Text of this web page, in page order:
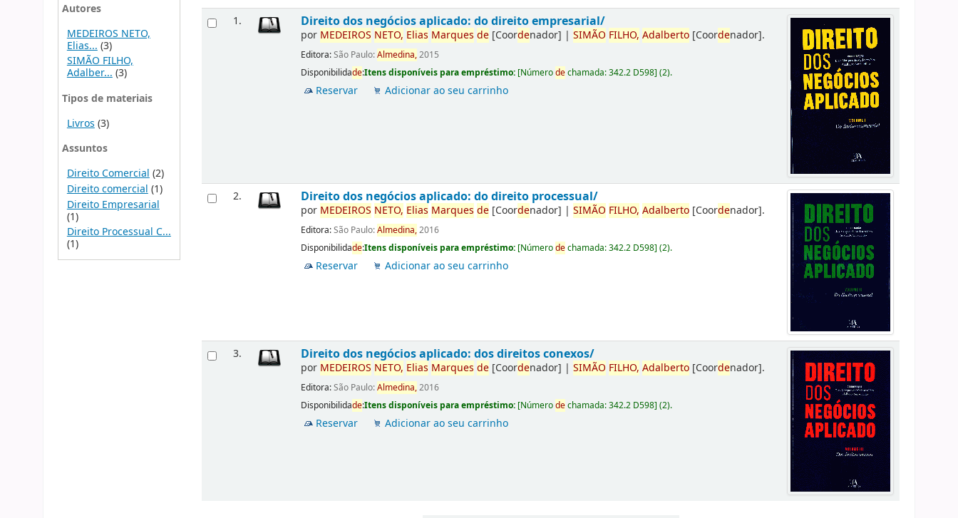
Autores
MEDEIROS NETO,
Elias... (3)
SIMÃO FILHO,
Adalber...(3)
Tipos de materiais
Livros (3)
Assuntos
Direito Comercial (2)
Direito comercial (1)
Direito Empresarial
(1)
Direito Processual C...
(1)
1. Direito dos negócios aplicado: do direito empresarial/
por MEDEIROS NETO, Elias Marques de [Coordenador] |SIMÃO FILHO, Adalberto [Coordenador].
Editora:São Paulo:Almedina,2015
Disponibilidade:Itens disponíveis para empréstimo: [Númerodechamada:342.2 D598](2).
Reservar Adicionar ao seu carrinho
2. Direito dos negócios aplicado: do direito processual/
por MEDEIROS NETO, Elias Marques de [Coordenador] |SIMÃO FILHO, Adalberto [Coordenador].
Editora:São Paulo:Almedina,2016
Disponibilidade:Itens disponíveis para empréstimo: [Númerodechamada:342.2 D598](2).
Reservar Adicionar ao seu carrinho
3. Direito dos negócios aplicado: dos direitos conexos/
por MEDEIROS NETO, Elias Marques de [Coordenador] |SIMÃO FILHO, Adalberto [Coordenador].
Editora:São Paulo:Almedina,2016
Disponibilidade:Itens disponíveis para empréstimo: [Númerodechamada:342.2 D598](2).
Reservar Adicionar ao seu carrinho